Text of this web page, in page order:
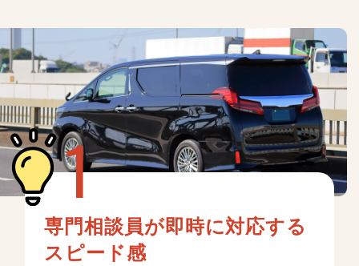
専門相談員が即時に対応する
スピード感